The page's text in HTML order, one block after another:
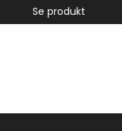
Se produkt